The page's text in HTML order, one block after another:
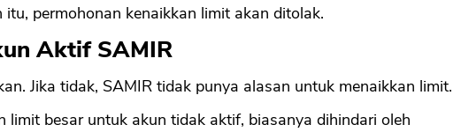
permohonan kenaikkan limit akan ditolak.
Aktif SAMIR
Jika tidak, SAMIR tidak punya alasan untuk menaikkan limit.
limit besar untuk akun tidak aktif, biasanya dihindari oleh